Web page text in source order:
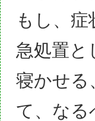
もし、
急処置と
寝かせる
て、なる